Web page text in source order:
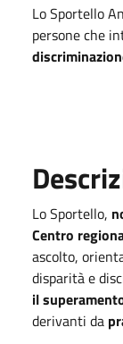
Lo Sportello
persone che
Lo Sportello,
Centro
ascolto,
disparità e
il
derivanti da